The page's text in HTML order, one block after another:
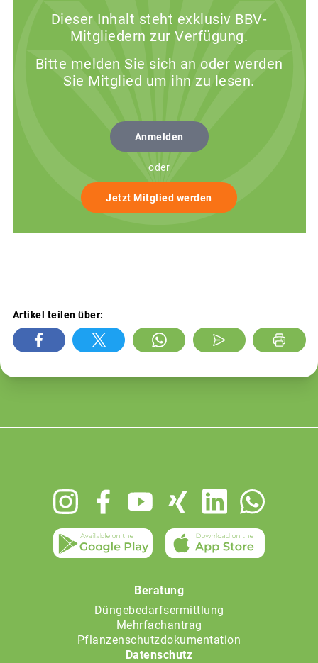
Dieser Inhalt steht exklusiv BBV-
Mitgliedern zur Verfügung.
Bitte melden Sie sich an oder werden
Sie Mitglied um ihn zu lesen.
Anmelden
oder
Jetzt Mitglied werden
Artikel teilen über:
Beratung
Düngebedarfsermittlung
Mehrfachantrag
Pflanzenschutzdokumentation
Datenschutz